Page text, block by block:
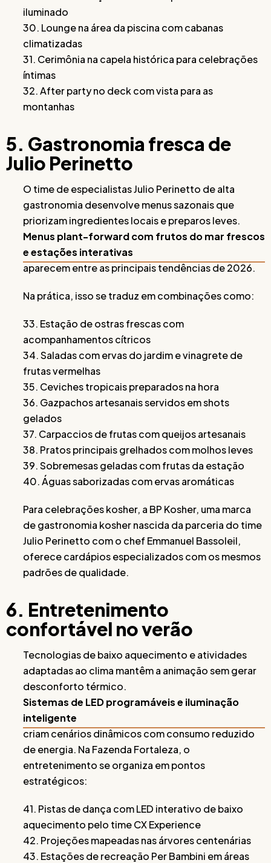
iluminado
30. Lounge na área da piscina com cabanas
climatizadas
31. Cerimônia na capela histórica para celebrações
íntimas
32. After party no deck com vista para as
montanhas
5. Gastronomia fresca de
Julio Perinetto
O time de especialistas Julio Perinetto de alta
gastronomia desenvolve menus sazonais que
priorizam ingredientes locais e preparos leves.
Menus plant-forward com frutos do mar frescos
e estações interativas
aparecem entre as principais tendências de 2026.
Na prática, isso se traduz em combinações como:
33. Estação de ostras frescas com
acompanhamentos cítricos
34. Saladas com ervas do jardim e vinagrete de
frutas vermelhas
35. Ceviches tropicais preparados na hora
36. Gazpachos artesanais servidos em shots
gelados
37. Carpaccios de frutas com queijos artesanais
38. Pratos principais grelhados com molhos leves
39. Sobremesas geladas com frutas da estação
40. Águas saborizadas com ervas aromáticas
Para celebrações kosher, a BP Kosher, uma marca
de gastronomia kosher nascida da parceria do time
Julio Perinetto com o chef Emmanuel Bassoleil,
oferece cardápios especializados com os mesmos
padrões de qualidade.
6. Entretenimento
confortável no verão
Tecnologias de baixo aquecimento e atividades
adaptadas ao clima mantêm a animação sem gerar
desconforto térmico.
Sistemas de LED programáveis e iluminação
inteligente
criam cenários dinâmicos com consumo reduzido
de energia. Na Fazenda Fortaleza, o
entretenimento se organiza em pontos
estratégicos:
41. Pistas de dança com LED interativo de baixo
aquecimento pelo time CX Experience
42. Projeções mapeadas nas árvores centenárias
43. Estações de recreação Per Bambini em áreas